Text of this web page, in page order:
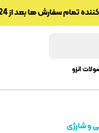
ها بعد از 24 ساعت ارسال خواهد شد
انزو
و شارژی